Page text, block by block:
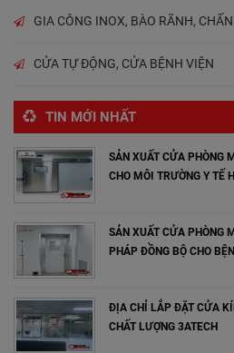
GIA CÔNG INOX, BÀO RÃNH,
CỬA TỰ ĐỘNG, CỬA BỆNH VIỆN
TIN MỚI NHẤT
SẢN XUẤT CỬA PHÒNG
CHO MÔI TRƯỜNG Y TẾ
SẢN XUẤT CỬA PHÒNG
PHÁP ĐỒNG BỘ CHO
ĐỊA CHỈ LẮP ĐẶT CỬA
CHẤT LƯỢNG 3ATECH